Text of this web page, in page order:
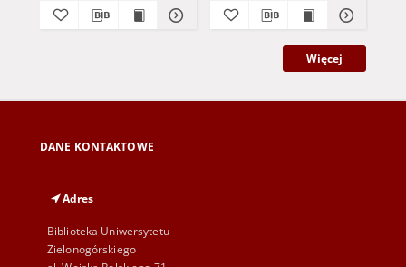
Więcej
DANE KONTAKTOWE
Adres
Biblioteka Uniwersytetu
Zielonogórskiego